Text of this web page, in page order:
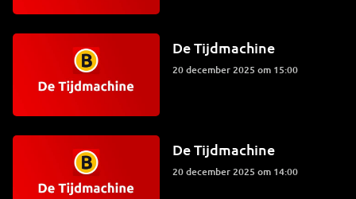
De Tijdmachine
20 december 2025 om 15:00
De Tijdmachine
20 december 2025 om 14:00